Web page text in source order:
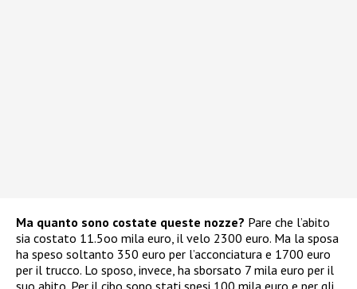
Ma quanto sono costate queste nozze? Pare che l’abito
sia costato 11.5oo mila euro, il velo 2300 euro. Ma la sposa
ha speso soltanto 350 euro per l’acconciatura e 1700 euro
per il trucco. Lo sposo, invece, ha sborsato 7 mila euro per il
suo abito. Per il cibo sono stati spesi 100 mila euro e per gli